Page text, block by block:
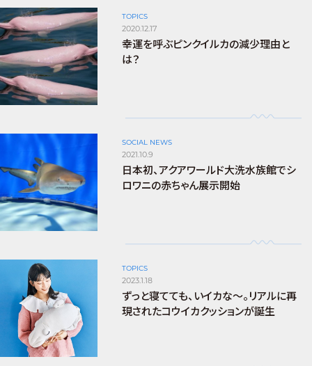
TOPICS
2020.12.17
幸運を呼ぶピンクイルカの減少理由と
は？
SOCIAL NEWS
2021.10.9
日本初、アクアワールド大洗水族館でシ
ロワニの赤ちゃん展示開始
TOPICS
2023.1.18
ずっと寝てても、いイカな～。リアルに再
現されたコウイカクッションが誕生